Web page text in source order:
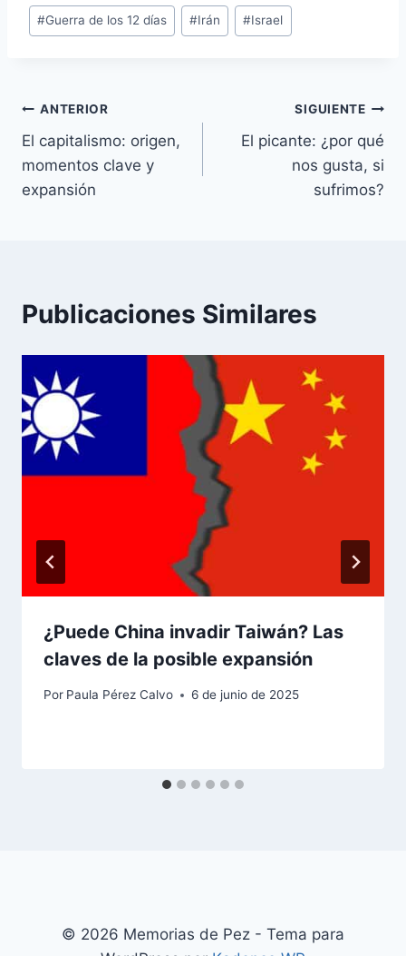
Etiquetas
de
#Guerra de los 12 días #Irán #Israel
Navegación
de
entradas
ANTERIOR
El capitalismo: origen,
momentos clave y
expansión
SIGUIENTE
El picante: ¿por qué
nos gusta, si
sufrimos?
Publicaciones Similares
¿Puede China invadir Taiwán? Las
claves de la posible expansión
Por Paula Pérez Calvo 6 de junio de 2025
© 2026 Memorias de Pez - Tema para